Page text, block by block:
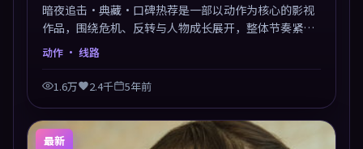
暗夜追击·典藏·口碑热荐是一部以动作为核心的影视
作品，围绕危机、反转与人物成长展开，整体节奏紧
凑，值得推荐观看。
动作 · 线路
1.6万 2.4千 5年前
最新